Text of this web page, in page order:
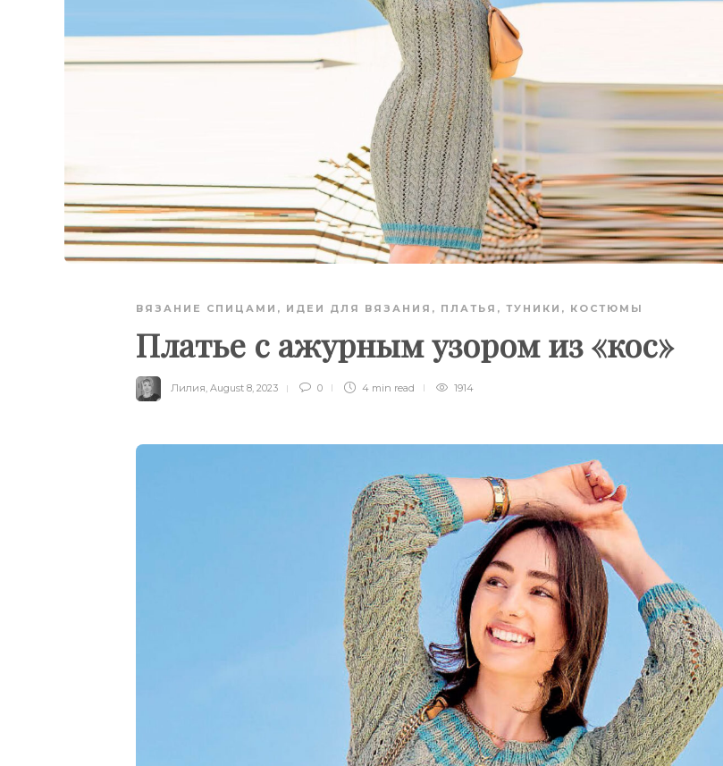
ВЯЗАНИЕ СПИЦАМИ , ИДЕИ ДЛЯ ВЯЗАНИЯ , ПЛАТЬЯ, ТУНИКИ, КОСТЮМЫ
Платье с ажурным узором из «кос»
Лилия, August 8, 2023 0 4 min read 1914